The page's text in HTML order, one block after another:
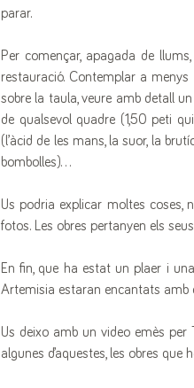
parar.
Per començar, apagada de
restauració. Contemplar a
sobre la taula, veure amb detall
de qualsevol quadre (1,50 peti
(l’àcid de les mans, la suor, la
bombolles)...
Us podria explicar moltes coses,
fotos. Les obres pertanyen els
En fin, que ha estat un plaer i
Artemisia estaran encantats amb
Us deixo amb un video emès
algunes d’aquestes, les obres